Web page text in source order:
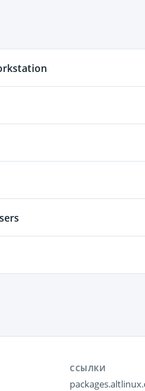
ССЫЛКИ